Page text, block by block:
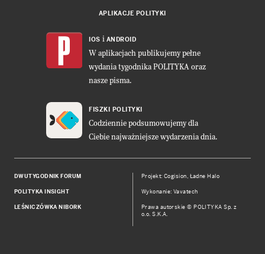
APLIKACJE POLITYKI
IOS i ANDROID
W aplikacjach publikujemy pełne
wydania tygodnika POLITYKA oraz
nasze pisma.
FISZKI POLITYKI
Codziennie podsumowujemy dla
Ciebie najważniejsze wydarzenia dnia.
DWUTYGODNIK FORUM
POLITYKA INSIGHT
LEŚNICZÓWKA NIBORK
Projekt:Cogision, Ładne Halo
Wykonanie: Vavatech
Prawa autorskie © POLITYKA Sp. z
o.o. S.K.A.